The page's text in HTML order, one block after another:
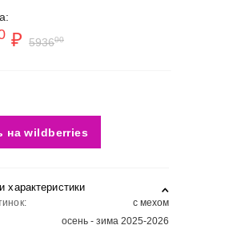
₽ 593600
на wildberries
характеристики
с мехом
осень - зима 2025-2026